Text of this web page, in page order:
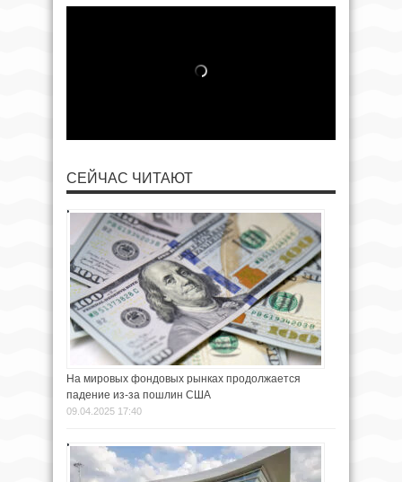
СЕЙЧАС ЧИТАЮТ
На мировых фондовых рынках продолжается
падение из-за пошлин США
09.04.2025 17:40